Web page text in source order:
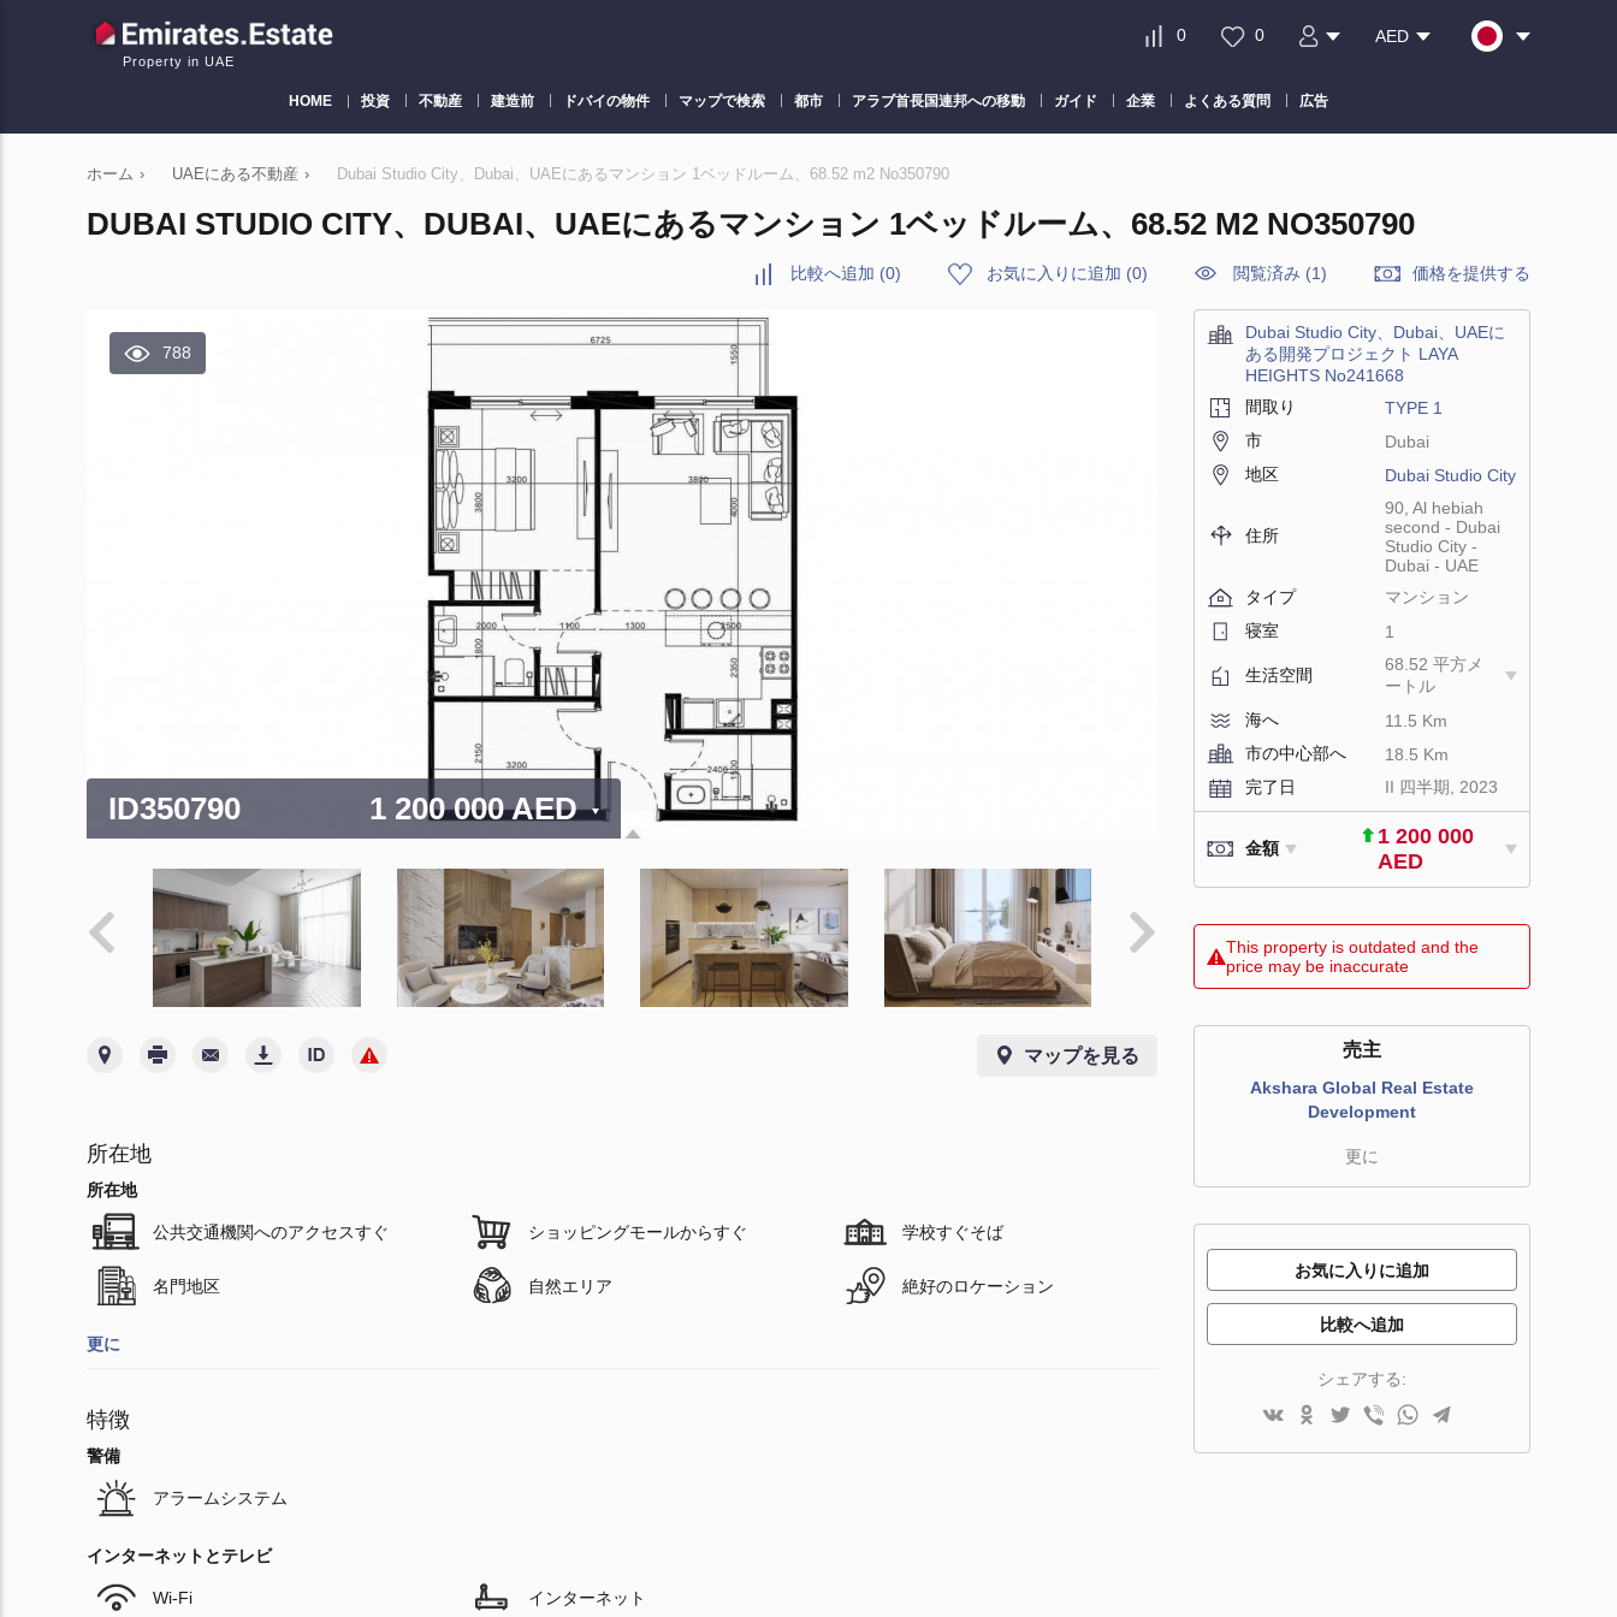
Property in UAE
0 0 AED
HOME 投資 不動産 建造前 ドバイの物件 マップで検索 都市 アラブ首長国連邦への移動 ガイド 企業 よくある質問 広告
ホーム › UAEにある不動産 › Dubai Studio City、Dubai、UAEにあるマンション 1ベッドルーム、68.52 m2 No350790
DUBAI STUDIO CITY、DUBAI、UAEにあるマンション 1ベッドルーム、68.52 M2 NO350790
比較へ追加 (0) お気に入りに追加 (0) 閲覧済み (1) 価格を提供する
788
ID350790 1 200 000 AED
マップを見る
所在地
所在地
公共交通機関へのアクセスすぐ ショッピングモールからすぐ 学校すぐそば
名門地区 自然エリア 絶好のロケーション
更に
特徴
警備
アラームシステム
インターネットとテレビ
Wi-Fi インターネット
Dubai Studio City、Dubai、UAEに
ある開発プロジェクト LAYA
HEIGHTS No241668
間取り
TYPE 1
市
Dubai
地区
Dubai Studio City
住所
90, Al hebiah
second - Dubai
Studio City -
Dubai - UAE
タイプ
マンション
寝室
1
生活空間
68.52 平方メ
ートル
海へ
11.5 Km
市の中心部へ
18.5 Km
完了日
II 四半期, 2023
金額
1 200 000
AED
This property is outdated and the
price may be inaccurate
売主
Akshara Global Real Estate
Development
更に
お気に入りに追加
比較へ追加
シェアする: